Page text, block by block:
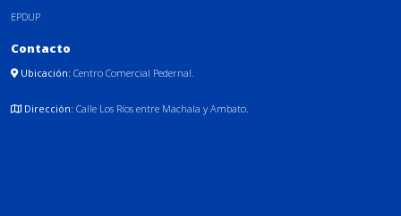
EPDUP
Contacto
Ubicación: Centro Comercial Pedernal.
Dirección: Calle Los Ríos entre Machala y Ambato.